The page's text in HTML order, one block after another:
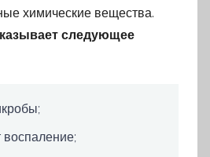
химические вещества.
следующее